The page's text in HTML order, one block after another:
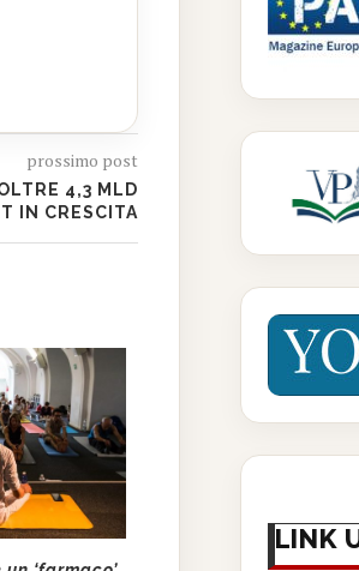
prossimo post
4,3 MLD
IN CRESCITA
LINK